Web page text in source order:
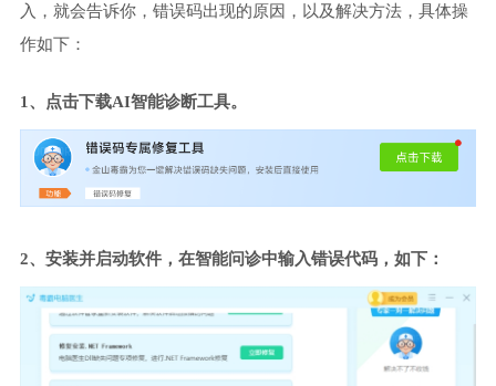
入，就会告诉你，错误码出现的原因，以及解决方法，具体操
作如下：
1、点击下载AI智能诊断工具。
2、安装并启动软件，在智能问诊中输入错误代码，如下：